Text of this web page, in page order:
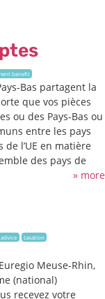
benefit
Bas partagent la
que vos pièces
ou des Pays-Bas ou
entre les pays
de l’UE en matière
des pays de
» more
taxation
Meuse-Rhin,
(national)
recevez votre